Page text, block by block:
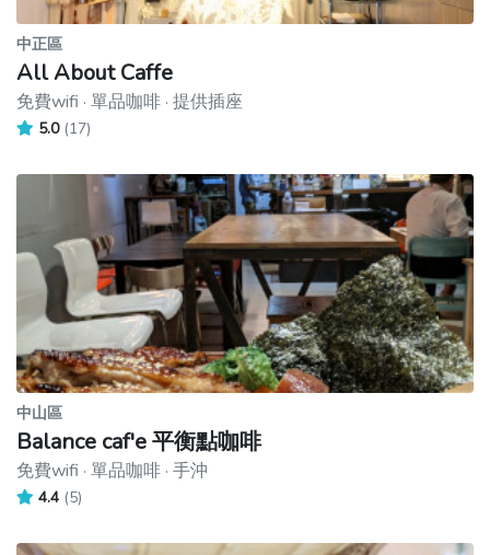
中正區
All About Caffe
免費wifi · 單品咖啡 · 提供插座
5.0 (17)
中山區
Balance caf'e 平衡點咖啡
免費wifi · 單品咖啡 · 手沖
4.4 (5)